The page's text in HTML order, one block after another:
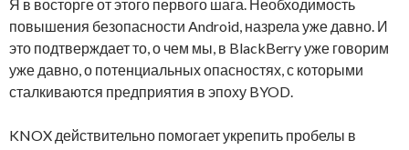
Я в восторге от этого первого шага. Необходимость
повышения безопасности Android, назрела уже давно. И
это подтверждает то, о чем мы, в BlackBerry уже говорим
уже давно, о потенциальных опасностях, с которыми
сталкиваются предприятия в эпоху BYOD.
KNOX действительно помогает укрепить пробелы в